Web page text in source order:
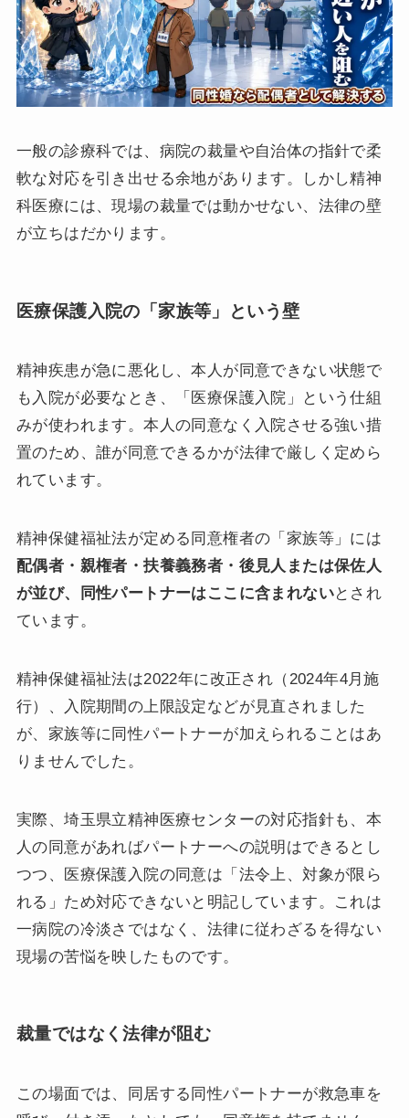
一般の診療科では、病院の裁量や自治体の指針で柔
軟な対応を引き出せる余地があります。しかし精神
科医療には、現場の裁量では動かせない、法律の壁
が立ちはだかります。
医療保護入院の「家族等」という壁
精神疾患が急に悪化し、本人が同意できない状態で
も入院が必要なとき、「医療保護入院」という仕組
みが使われます。本人の同意なく入院させる強い措
置のため、誰が同意できるかが法律で厳しく定めら
れています。
精神保健福祉法が定める同意権者の「家族等」には
配偶者・親権者・扶養義務者・後見人または保佐人
が並び、同性パートナーはここに含まれないとされ
ています。
精神保健福祉法は2022年に改正され（2024年4月施
行）、入院期間の上限設定などが見直されました
が、家族等に同性パートナーが加えられることはあ
りませんでした。
実際、埼玉県立精神医療センターの対応指針も、本
人の同意があればパートナーへの説明はできるとし
つつ、医療保護入院の同意は「法令上、対象が限ら
れる」ため対応できないと明記しています。これは
一病院の冷淡さではなく、法律に従わざるを得ない
現場の苦悩を映したものです。
裁量ではなく法律が阻む
この場面では、同居する同性パートナーが救急車を